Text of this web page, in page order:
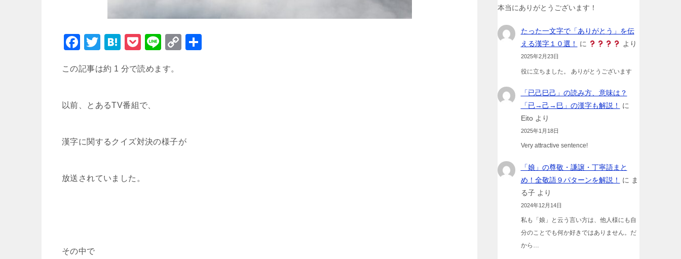
F
c
b
o
T
tt
H
e
a
P
c
et
Li
e
C
k
この記事は約 1 分で読めます。
以前、とあるTV番組で、
漢字に関するクイズ対決の様子が
放送されていました。
その中で
本当にありがとうございます！
たった一文字で「ありがとう」を伝
える漢字１０選！
に より
2025年2月23日
役に立ちました。 ありがとうございます
「已己巳己」の読み方、意味は？
「已→己→巳」の漢字も解説！
に
Eitoより
2025年1月18日
Very attractive sentence!
「娘」の尊敬・謙譲・丁寧語まと
め！全敬語９パターンを解説！
に ま
る子より
2024年12月14日
私も「娘」と云う言い方は、他人様にも自
分のことでも何か好きではありません。だ
から…